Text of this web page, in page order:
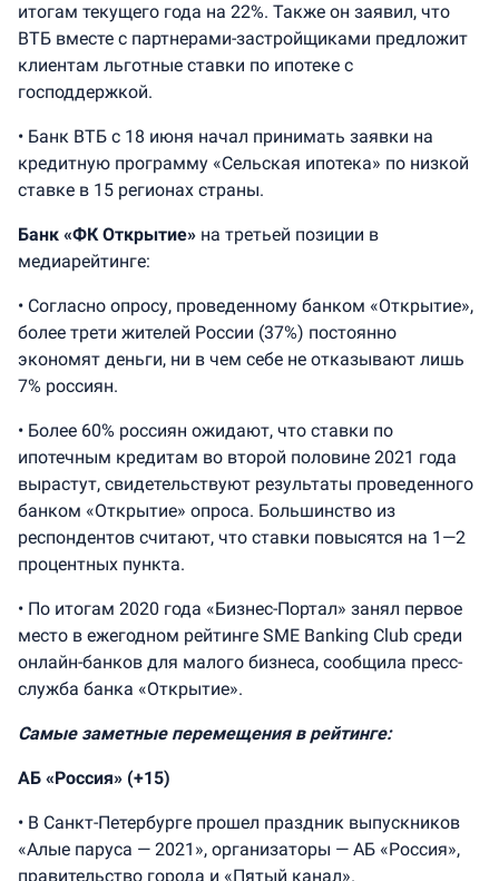
итогам текущего года на 22%. Также он заявил, что
ВТБ вместе с партнерами-застройщиками предложит
клиентам льготные ставки по ипотеке с
господдержкой.
• Банк ВТБ с 18 июня начал принимать заявки на
кредитную программу «Сельская ипотека» по низкой
ставке в 15 регионах страны.
Банк «ФК Открытие» на третьей позиции в
медиарейтинге:
• Согласно опросу, проведенному банком «Открытие»,
более трети жителей России (37%) постоянно
экономят деньги, ни в чем себе не отказывают лишь
7% россиян.
• Более 60% россиян ожидают, что ставки по
ипотечным кредитам во второй половине 2021 года
вырастут, свидетельствуют результаты проведенного
банком «Открытие» опроса. Большинство из
респондентов считают, что ставки повысятся на 1—2
процентных пункта.
• По итогам 2020 года «Бизнес-Портал» занял первое
место в ежегодном рейтинге SME Banking Club среди
онлайн-банков для малого бизнеса, сообщила пресс-
служба банка «Открытие».
Самые заметные перемещения в рейтинге:
АБ «Россия» (+15)
• В Санкт-Петербурге прошел праздник выпускников
«Алые паруса — 2021», организаторы — АБ «Россия»,
правительство города и «Пятый канал».